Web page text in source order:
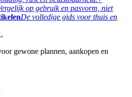
op gebruik en pasvorm, niet
De volledige gids voor thuis en
gewone plannen, aankopen en